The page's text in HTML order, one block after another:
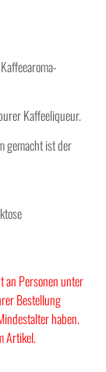
Kaffeeliqueur.
gemacht ist der
an Personen unter
Bestellung
haben.
Artikel.